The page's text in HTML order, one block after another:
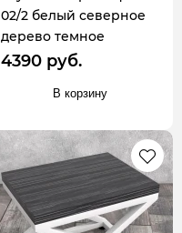
02/2 белый северное
дерево темное
4390 руб.
В корзину